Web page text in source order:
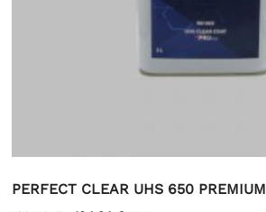
PERFECT CLEAR UHS 650 PREMIUM